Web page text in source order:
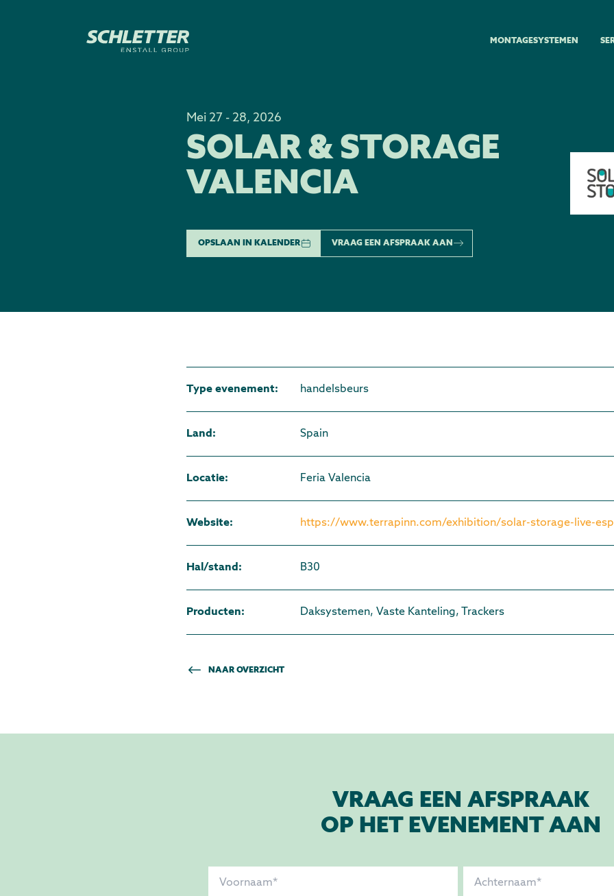
MONTAGESYSTEMEN
Mei 27 - 28, 2026
SOLAR & STORAGE
VALENCIA
OPSLAAN IN KALENDER VRAAG EEN AFSPRAAK AAN
Type evenement: handelsbeurs
Land : Spain
Locatie: Feria Valencia
Website: https://www.terrapinn.com/exhibition/solar-storage-live-
Hal/stand : B30
Producten: Daksystemen, Vaste Kanteling, Trackers
NAAR OVERZICHT
VRAAG EEN AFSPRAAK
OP HET EVENEMENT AAN